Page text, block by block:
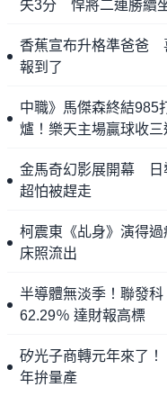
失3分 悍將二連勝續
香蕉宣布升格準爸爸
報到了
中職》馬傑森終結985
爐！樂天主場贏球收三
金馬奇幻影展開幕 日
超怕被趕走
柯震東《乩身》演得
床照流出
半導體無淡季！聯發
62.29％ 達財報高標
矽光子商轉元年來了
年拚量產